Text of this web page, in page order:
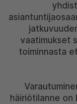
vaatimukset
toiminnasta
häiriötilanne on